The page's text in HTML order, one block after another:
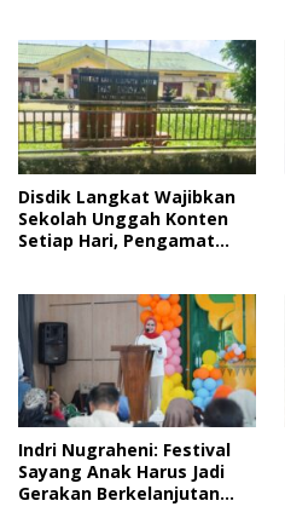
Disdik Langkat Wajibkan
Sekolah Unggah Konten
Setiap Hari, Pengamat
Indri Nugraheni: Festival
Sayang Anak Harus Jadi
Gerakan Berkelanjutan